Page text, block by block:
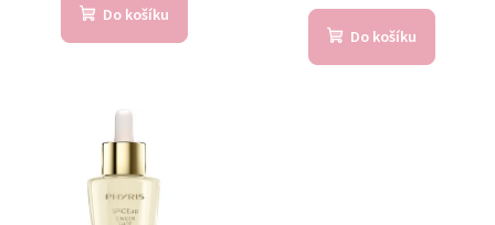
Do košíku
Do košíku